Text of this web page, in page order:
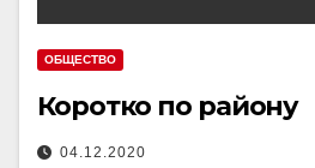
ОБЩЕСТВО
Коротко по району
04.12.2020